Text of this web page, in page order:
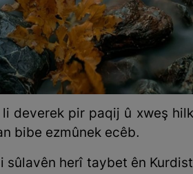
deverek pir paqij û xweş
bibe ezmûnek ecêb.
sûlavên herî taybet ên